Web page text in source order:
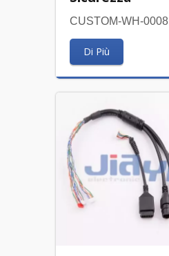
CUSTOM-WH-0008
Di Più